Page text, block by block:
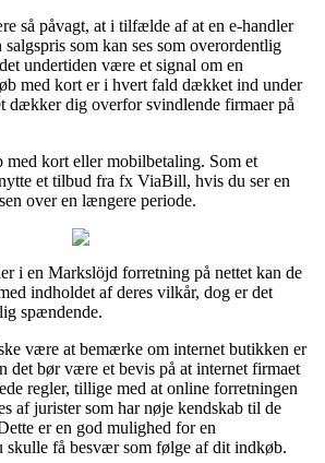
så påvagt, at i tilfælde af at en e-handler
som kan ses som overordentlig
undertiden være et signal om en
med kort er i hvert fald dækket ind under
dækker dig overfor svindlende firmaer på
med kort eller mobilbetaling. Som et
et tilbud fra fx ViaBill, hvis du ser en
over en længere periode.
i en Markslöjd forretning på nettet kan de
indholdet af deres vilkår, dog er det
spændende.
være at bemærke om internet butikken er
det bør være et bevis på at internet firmaet
regler, tillige med at online forretningen
af jurister som har nøje kendskab til de
er en god mulighed for en
få besvær som følge af dit indkøb.